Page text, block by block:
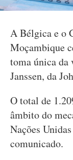
A Bélgica e o
Moçambique
toma única da
Janssen, da
O total de
âmbito do
Nações
comunicado.